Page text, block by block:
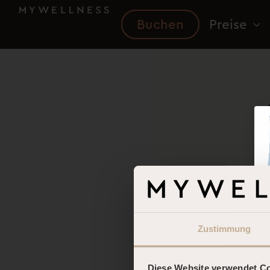
Zustimmung
Buchen Preise